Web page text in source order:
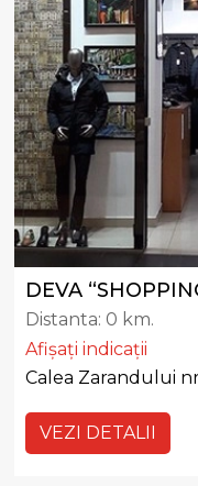
DEVA
Distanta: 0 km.
Afișați indicații
Calea Zarandului
VEZI DETALII